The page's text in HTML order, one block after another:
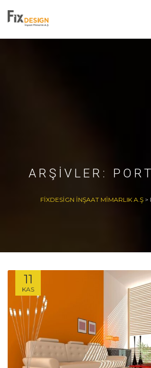
ARŞIVLER:
FIXDESIGN İNŞAAT MIMARLIK A.Ş>
11
KAS